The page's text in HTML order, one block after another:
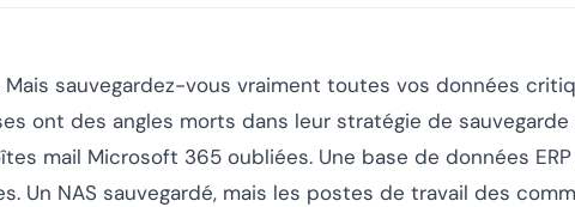
sauvegardez-vous vraiment toutes vos données
ont des angles morts dans leur stratégie de sauvegarde
mail Microsoft 365 oubliées. Une base de données
Un NAS sauvegardé, mais les postes de travail des